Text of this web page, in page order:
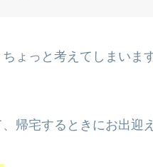
ょっと考えてしまいま
帰宅するときにお出迎